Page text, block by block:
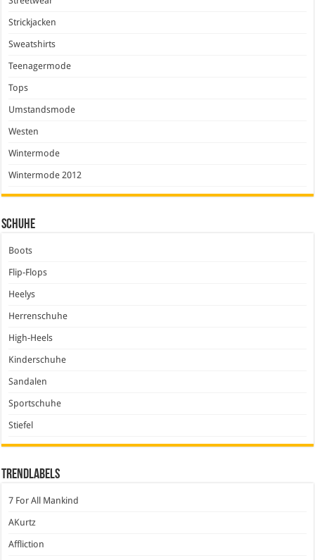
Strickjacken
Sweatshirts
Teenagermode
Tops
Umstandsmode
Westen
Wintermode
Wintermode 2012
Schuhe
Boots
Flip-Flops
Heelys
Herrenschuhe
High-Heels
Kinderschuhe
Sandalen
Sportschuhe
Stiefel
Trendlabels
7 For All Mankind
AKurtz
Affliction